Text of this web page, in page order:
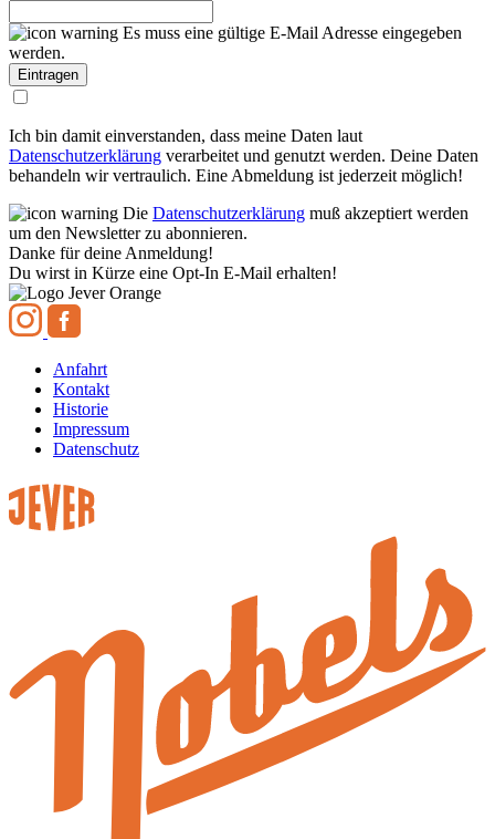
Es muss eine gültige E-Mail Adresse eingegeben
werden.
Ich bin damit einverstanden, dass meine Daten laut
Datenschutzerklärung verarbeitet und genutzt werden. Deine Daten
behandeln wir vertraulich. Eine Abmeldung ist jederzeit möglich!
Die Datenschutzerklärung muß akzeptiert werden
um den Newsletter zu abonnieren.
Danke für deine Anmeldung!
Du wirst in Kürze eine Opt-In E-Mail erhalten!
Anfahrt
Kontakt
Historie
Impressum
Datenschutz